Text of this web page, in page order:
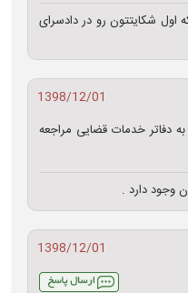
اول شکایتتون رو در دادسرای
1398/12/01
خدمات قضایی مراجعه
وجود دارد .
1398/12/01